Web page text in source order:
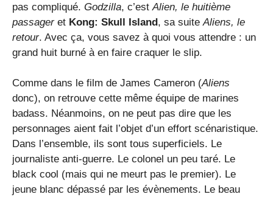
pas compliqué. Godzilla, c’est Alien, le huitième
passageret Kong: Skull Island, sa suite Aliens, le
retour. Avec ça, vous savez à quoi vous attendre : un
grand huit burné à en faire craquer le slip.
Comme dans le film de James Cameron (Aliens
donc), on retrouve cette même équipe de marines
badass. Néanmoins, on ne peut pas dire que les
personnages aient fait l’objet d’un effort scénaristique.
Dans l’ensemble, ils sont tous superficiels. Le
journaliste anti-guerre. Le colonel un peu taré. Le
black cool (mais qui ne meurt pas le premier). Le
jeune blanc dépassé par les évènements. Le beau